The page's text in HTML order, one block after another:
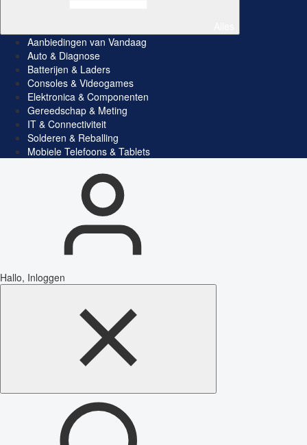
Aanbiedingen van Vandaag
Auto & Diagnose
Batterijen & Laders
Consoles & Videogames
Elektronica & Componenten
Gereedschap & Meting
IT & Connectiviteit
Solderen & Reballing
Mobiele Telefoons & Tablets
Hallo, Inloggen